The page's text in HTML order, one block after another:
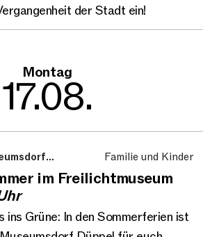
der Stadt ein!
Montag
17.08.
Familie und Kinder
im Freilichtmuseum
ins Grüne: In den Sommerferien ist